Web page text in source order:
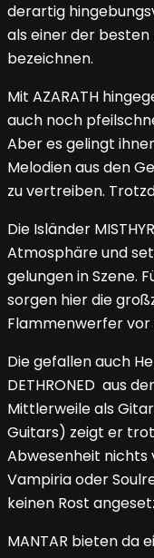
derartig
als einer der besten
bezeichnen.
Mit AZARATH
auch noch
Aber es gelingt
Melodien aus den
zu vertreiben.
Die Isländer
Atmosphäre und
gelungen in Szene.
sorgen hier die
Flammenwerfer vor
Die gefallen auch
DETHRONED aus
Mittlerweile als
Guitars) zeigt er
Abwesenheit nichts
Vampiria oder
keinen Rost
MANTAR bieten da